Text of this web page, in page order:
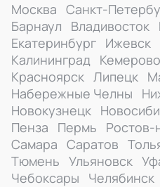
Москва Санкт-
Барнаул
Владивосток
Екатеринбург Ижевск
Калининград Кемерово
Красноярск Липецк
Набережные Челны
Новокузнецк
Пенза
Пермь
Самара Саратов
Тюмень Ульяновск
Чебоксары
Челябинск